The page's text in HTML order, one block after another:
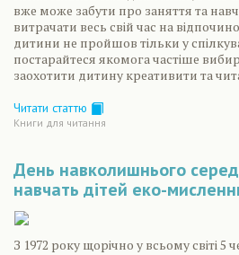
вже може забути про заняття та
витрачати весь свій час на
дитини не пройшов тільки у
постарайтеся якомога частіше
заохотити дитину креативити та
Читати статтю
Книги для читання
День навколишнього
навчать дітей еко-
З 1972 року щорічно у всьому світі 5